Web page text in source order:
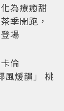
為療癒甜
季開跑，
場
倫
風煖韻」 桃